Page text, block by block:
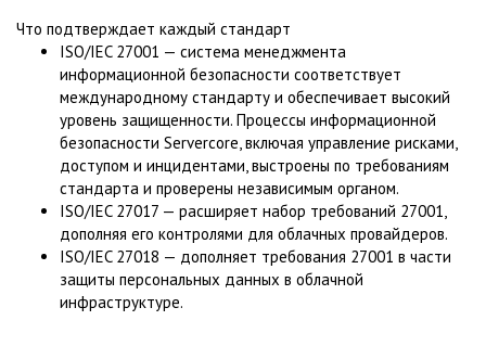
Что подтверждает каждый стандарт
ISO/IEC 27001 — система менеджмента
информационной безопасности соответствует
международному стандарту и обеспечивает высокий
уровень защищенности. Процессы информационной
безопасности Servercore, включая управление рисками,
доступом и инцидентами, выстроены по требованиям
стандарта и проверены независимым органом.
ISO/IEC 27017 — расширяет набор требований 27001,
дополняя его контролями для облачных провайдеров.
ISO/IEC 27018 — дополняет требования 27001 в части
защиты персональных данных в облачной
инфраструктуре.